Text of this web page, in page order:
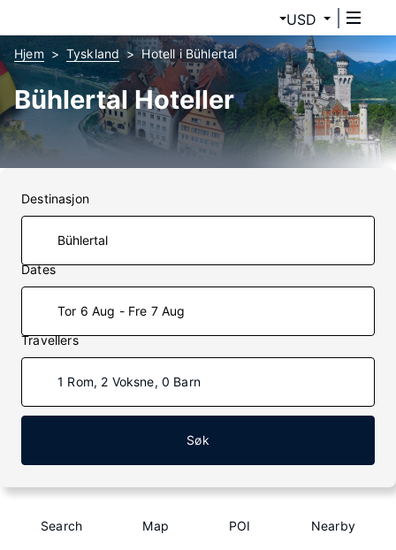
USD
Hjem Tyskland Hotell i Bühlertal
Bühlertal Hoteller
Destinasjon
Dates
Tor 6 Aug - Fre 7 Aug
Travellers
1 Rom, 2 Voksne, 0 Barn
Søk
Search Map POI Nearby